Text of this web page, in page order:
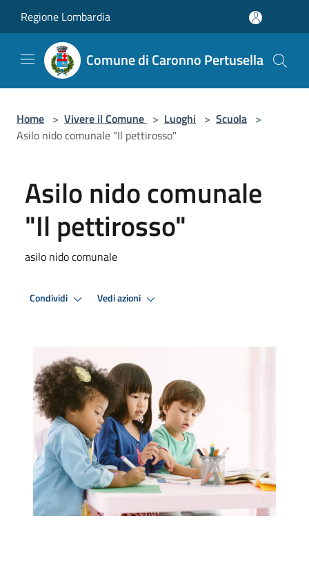
Regione Lombardia
Comune di Caronno Pertusella
Home > Vivere il Comune > Luoghi > Scuola >
Asilo nido comunale "Il pettirosso"
Asilo nido comunale
"Il pettirosso"
asilo nido comunale
Condividi Vedi azioni